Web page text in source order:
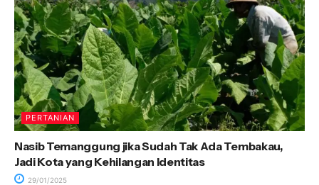
PERTANIAN
Nasib Temanggung jika Sudah Tak Ada Tembakau,
Jadi Kota yang Kehilangan Identitas
29/01/2025